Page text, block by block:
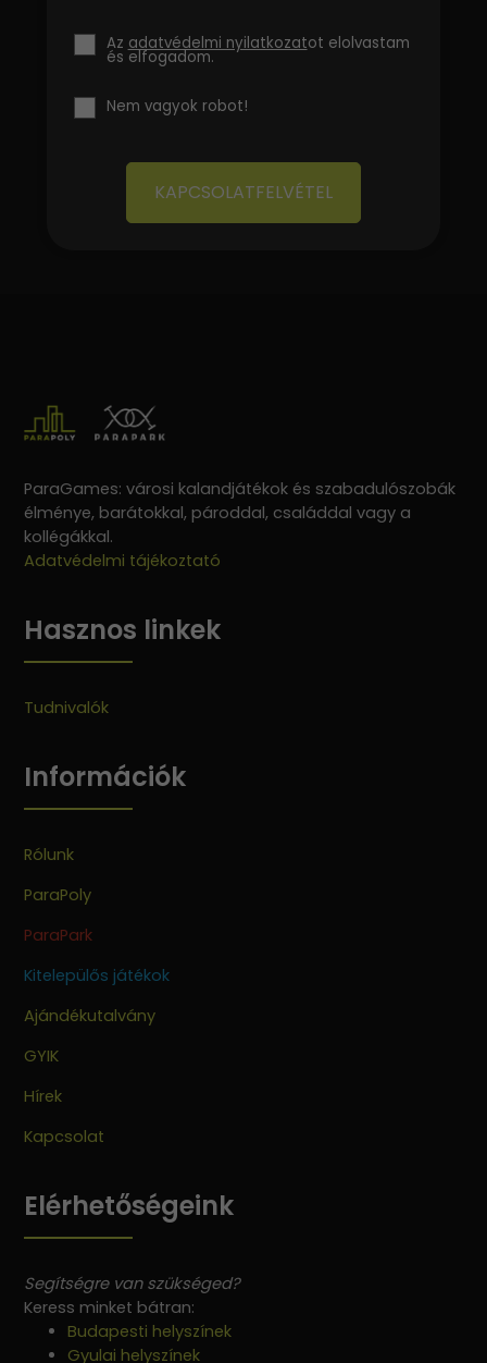
Az adatvédelmi nyilatkozatot elolvastam
és elfogadom.
Nem vagyok robot!
KAPCSOLATFELVÉTEL
ParaGames: városi kalandjátékok és szabadulószobák
élménye, barátokkal, pároddal, családdal vagy a
kollégákkal.
Adatvédelmi tájékoztató
Hasznos linkek
Tudnivalók
Információk
Rólunk
ParaPoly
ParaPark
Kitelepülős játékok
Ajándékutalvány
GYIK
Hírek
Kapcsolat
Elérhetőségeink
Segítségre van szükséged?
Keress minket bátran:
Budapesti helyszínek
Gyulai helyszínek